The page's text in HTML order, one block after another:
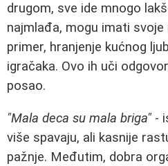
drugom, sve ide mnogo
najmlađa, mogu imati svoje
primer, hranjenje kućnog
igračaka. Ovo ih uči
posao.
"Mala deca su mala briga" -
više spavaju, ali kasnije
pažnje. Međutim, dobra